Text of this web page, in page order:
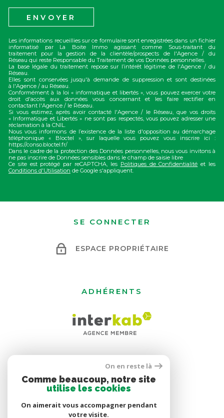
ENVOYER
Les informations recueillies sur ce formulaire sont enregistrées dans un fichier
informatisé par La Boite Immo agissant comme Sous-traitant du
traitement pour la gestion de la clientèle/prospects de l'Agence / du
Réseau qui reste Responsable du Traitement de vos Données personnelles.
La base légale du traitement repose sur l’intérêt légitime de l'Agence / du
Réseau.
Elles sont conservées jusqu'à demande de suppression et sont destinées
à l'Agence / au Réseau.
Conformément à la loi « informatique et libertés », vous pouvez exercer votre
droit d'accès aux données vous concernant et les faire rectifier en
contactant l'Agence / le Réseau.
Si vous estimez, après avoir contacté l'Agence / le Réseau, que vos droits
« Informatique et Libertés » ne sont pas respectés, vous pouvez adresser une
réclamation à la CNIL.
Nous vous informons de l’existence de la liste d'opposition au démarchage
téléphonique « Bloctel », sur laquelle vous pouvez vous inscrire ici :
https://conso.bloctel.fr/
Dans le cadre de la protection des Données personnelles, nous vous invitons à
ne pas inscrire de Données sensibles dans le champ de saisie libre
Ce site est protégé par reCAPTCHA, les Politiques de Confidentialité et les
Conditions d'Utilisation de Google s'appliquent.
SE CONNECTER
ESPACE PROPRIÉTAIRE
ADHÉRENTS
On en reste là
Comme beaucoup, notre site
utilise les cookies
On aimerait vous accompagner pendant
votre visite.